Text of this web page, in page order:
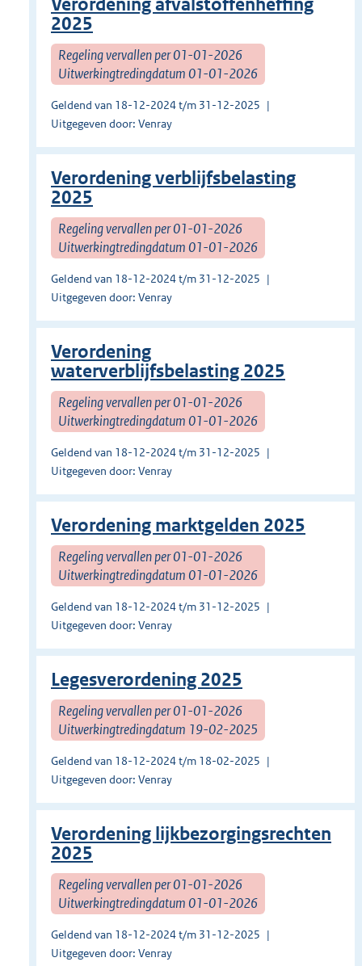
Verordening afvalstoffenheffing
2025
Regeling vervallen per 01-01-2026
Uitwerkingtredingdatum 01-01-2026
Geldend van 18-12-2024 t/m 31-12-2025
Uitgegeven door: Venray
Verordening verblijfsbelasting
2025
Regeling vervallen per 01-01-2026
Uitwerkingtredingdatum 01-01-2026
Geldend van 18-12-2024 t/m 31-12-2025
Uitgegeven door: Venray
Verordening
waterverblijfsbelasting 2025
Regeling vervallen per 01-01-2026
Uitwerkingtredingdatum 01-01-2026
Geldend van 18-12-2024 t/m 31-12-2025
Uitgegeven door: Venray
Verordening marktgelden 2025
Regeling vervallen per 01-01-2026
Uitwerkingtredingdatum 01-01-2026
Geldend van 18-12-2024 t/m 31-12-2025
Uitgegeven door: Venray
Legesverordening 2025
Regeling vervallen per 01-01-2026
Uitwerkingtredingdatum 19-02-2025
Geldend van 18-12-2024 t/m 18-02-2025
Uitgegeven door: Venray
Verordening lijkbezorgingsrechten
2025
Regeling vervallen per 01-01-2026
Uitwerkingtredingdatum 01-01-2026
Geldend van 18-12-2024 t/m 31-12-2025
Uitgegeven door: Venray